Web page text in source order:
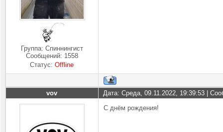
Группа: Спиннингист
Сообщений: 1558
Статус:Offline
vov Дата: Среда, 09.11.2022, 19:39:53 |
С днём рождения!